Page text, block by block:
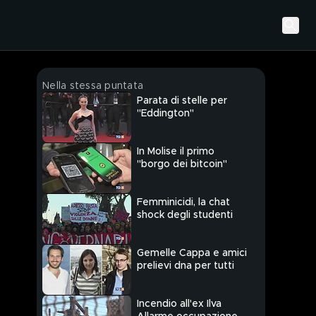
Nella stessa puntata
Parata di stelle per
"Eddington"
In Molise il primo
"borgo dei bitcoin"
Femminicidi, la chat
shock degli studenti
Gemelle Cappa e amici
prelievi dna per tutti
Incendio all'ex Ilva